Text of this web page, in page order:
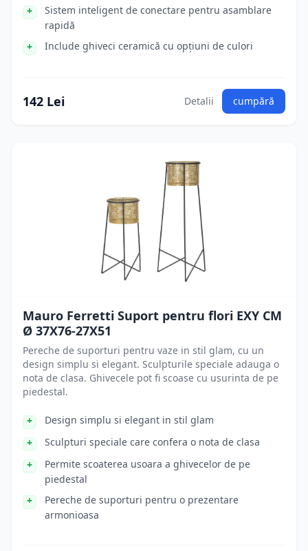
Sistem inteligent de conectare pentru asamblare
rapidă
Include ghiveci ceramică cu opțiuni de culori
142 Lei Detalii cumpără
Mauro Ferretti Suport pentru flori EXY CM
Ø 37X76-27X51
Pereche de suporturi pentru vaze in stil glam, cu un
design simplu si elegant. Sculpturile speciale adauga o
nota de clasa. Ghivecele pot fi scoase cu usurinta de pe
piedestal.
Design simplu si elegant in stil glam
Sculpturi speciale care confera o nota de clasa
Permite scoaterea usoara a ghivecelor de pe
piedestal
Pereche de suporturi pentru o prezentare
armonioasa